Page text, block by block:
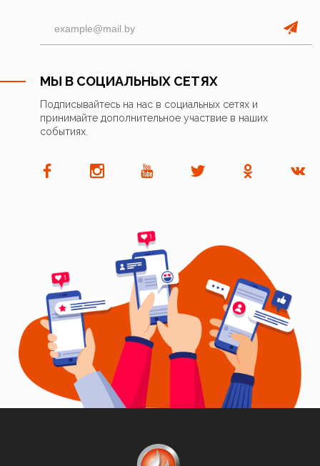
МЫ В СОЦИАЛЬНЫХ СЕТЯХ
Подписывайтесь на нас в социальных сетях и
принимайте дополнительное участвие в наших
событиях.